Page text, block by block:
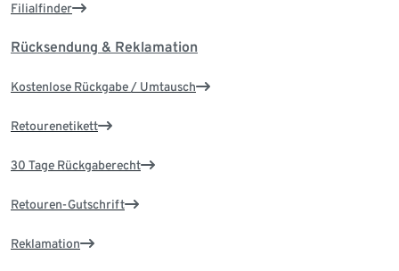
Filialfinder
Rücksendung & Reklamation
Kostenlose Rückgabe / Umtausch
Retourenetikett
30 Tage Rückgaberecht
Retouren-Gutschrift
Reklamation